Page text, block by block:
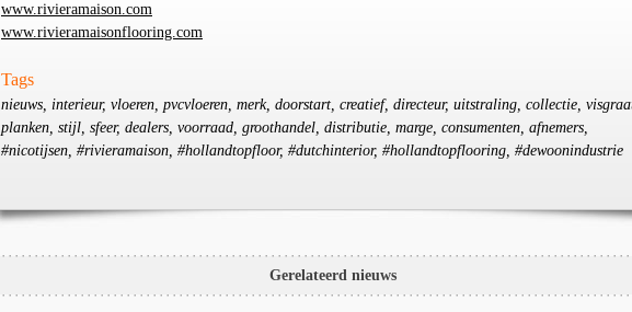
www.rivieramaison.com
www.rivieramaisonflooring.com
Tags
nieuws, interieur, vloeren, pvcvloeren, merk, doorstart, creatief, directeur, uitstraling, collectie,
planken, stijl, sfeer, dealers, voorraad, groothandel, distributie, marge, consumenten, afnemers,
#nicotijsen, #rivieramaison, #hollandtopfloor, #dutchinterior, #hollandtopflooring, #dewoonindustrie
Gerelateerd nieuws